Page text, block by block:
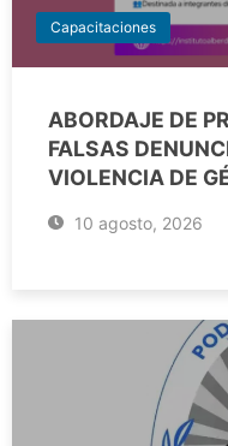
Capacitaciones
ABORDAJE DE
FALSAS
VIOLENCIA DE
10 agosto, 2026